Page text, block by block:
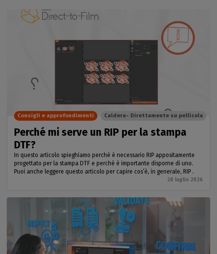
Perché mi serve un RIP per la stampa
DTF?
In questo articolo spieghiamo perché è necessario RIP appositamente
progettato per la stampa DTF e perché è importante disporne di uno.
Puoi anche leggere questo articolo per capire cos’è, in generale, RIP .
28 luglio 2026
Consigli e approfondimenti Caldera- Direttamente su pellicola